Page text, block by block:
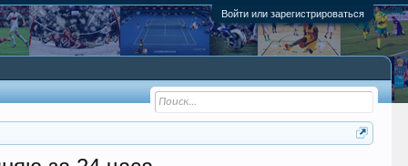
Войти или зарегистрироваться